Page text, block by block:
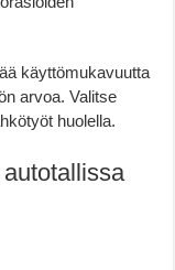
käyttömukavuutta
arvoa. Valitse
huolella.